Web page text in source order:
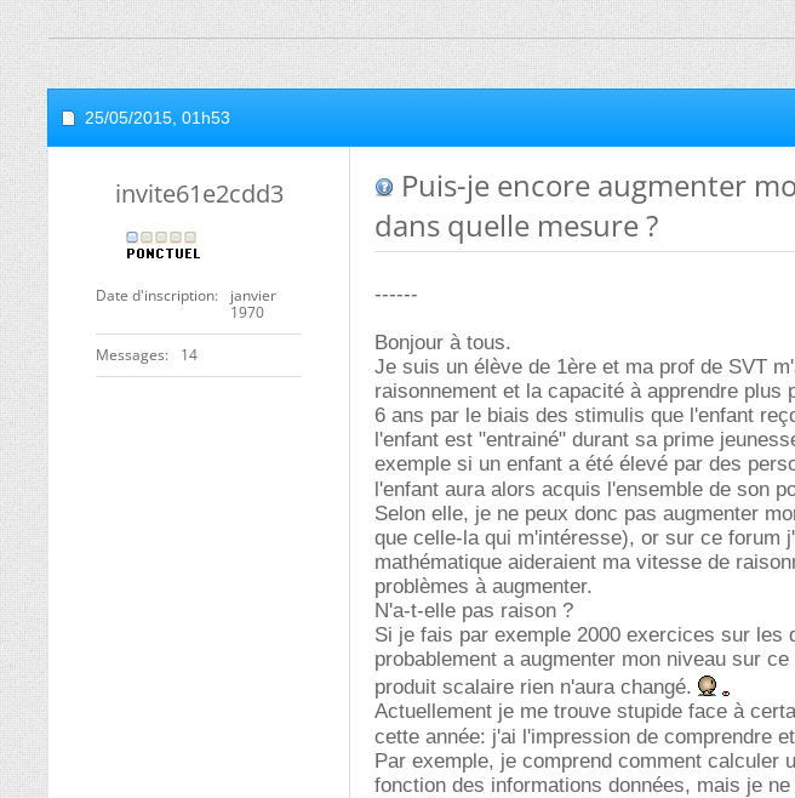
25/05/2015, 01h53
invite61e2cdd3
Date d'inscription
janvier
1970
Messages 14
Puis-je encore augmenter
dans quelle mesure ?
------
Bonjour à tous.
Je suis un élève de 1ère et ma prof de SVT
raisonnement et la capacité à apprendre
6 ans par le biais des stimulis que l'enfant
l'enfant est "entrainé" durant sa prime
exemple si un enfant a été élevé par des
l'enfant aura alors acquis l'ensemble de son
Selon elle, je ne peux donc pas augmenter
que celle-la qui m'intéresse), or sur ce forum
mathématique aideraient ma vitesse de
problèmes à augmenter.
N'a-t-elle pas raison ?
Si je fais par exemple 2000 exercices sur les
probablement a augmenter mon niveau sur
produit scalaire rien n'aura changé.
Actuellement je me trouve stupide face à
cette année: j'ai l'impression de comprendre
Par exemple, je comprend comment calculer
fonction des informations données, mais je